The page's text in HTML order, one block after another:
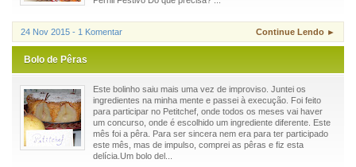
24 Nov 2015 - 1 Komentar Continue Lendo ►
Bolo de Pêras
Este bolinho saiu mais uma vez de improviso. Juntei os
ingredientes na minha mente e passei à execução. Foi feito
para participar no Petitchef, onde todos os meses vai haver
um concurso, onde é escolhido um ingrediente diferente. Este
mês foi a pêra. Para ser sincera nem era para ter participado
este mês, mas de impulso, comprei as pêras e fiz esta
delícia.Um bolo del...